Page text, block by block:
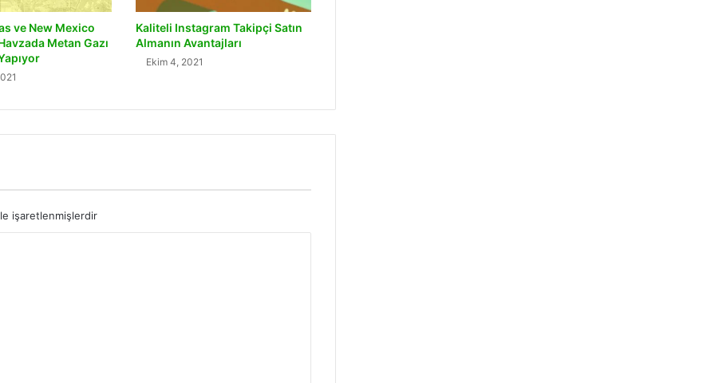
ve New Mexico
Metan Gazı
Kaliteli Instagram Takipçi Satın
Almanın Avantajları
Ekim 4, 2021
işaretlenmişlerdir